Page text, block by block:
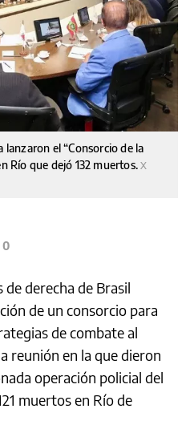
el “Consorcio de la
Río que dejó 132 muertos.X
0
derecha de Brasil
de un consorcio para
de combate al
reunión en la que dieron
operación policial del
muertos en Río de